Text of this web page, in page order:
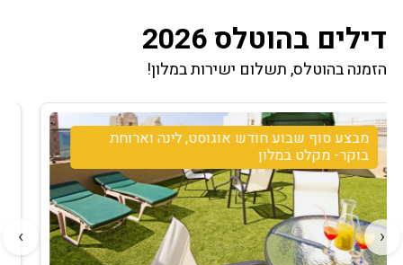
דילים בהוטלס 2026
הזמנה בהוטלס, תשלום ישירות במלון!
מבצע שישי אוגוסט חצי פנסיון- א.ערב שישי+
בוקר שבת ופינוי במוצאי שבת- מקלט במלון
‹
›